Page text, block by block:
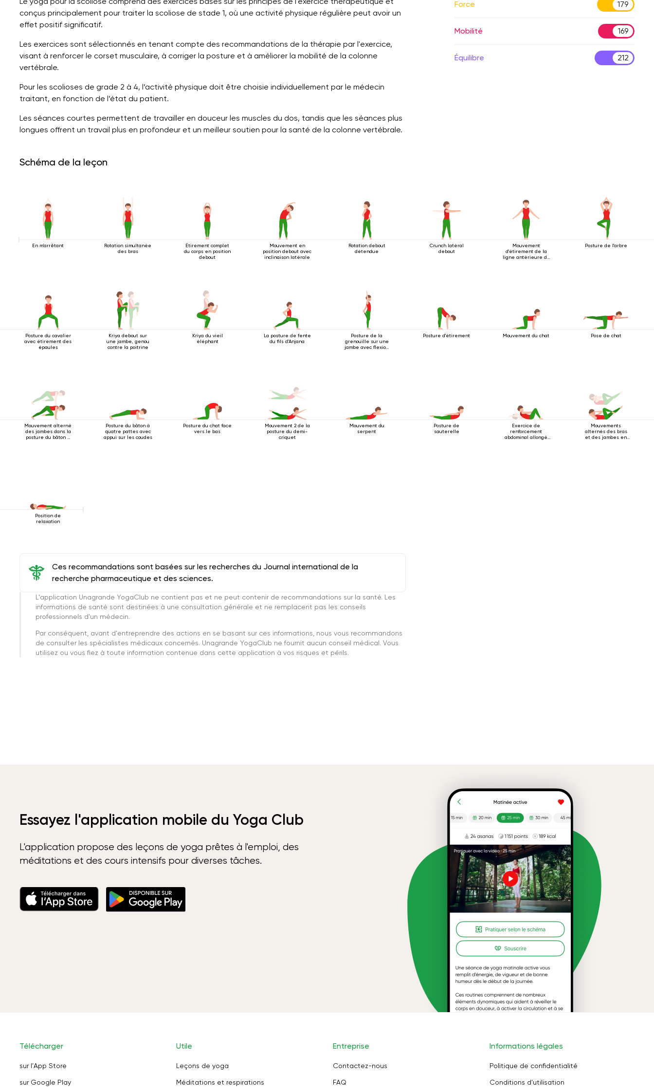
conçus principalement pour traiter la scoliose de stade 1, où une activité physique régulière peut avoir un
effet positif significatif.
Les exercices sont sélectionnés en tenant compte des recommandations de la thérapie par l'exercice,
visant à renforcer le corset musculaire, à corriger la posture et à améliorer la mobilité de la colonne
vertébrale.
Pour les scolioses de grade 2 à 4, l’activité physique doit être choisie individuellement par le médecin
traitant, en fonction de l’état du patient.
Les séances courtes permettent de travailler en douceur les muscles du dos, tandis que les séances plus
longues offrent un travail plus en profondeur et un meilleur soutien pour la santé de la colonne vertébrale.
Force 179
Mobilité 169
Équilibre 212
Schéma de la leçon
En m'arrêtant
Rotation simultanée
des bras
Étirement complet
du corps en position
debout
Mouvement en
position debout avec
inclinaison latérale
Rotation debout
détendue
Crunch latéral
debout
Mouvement
d'étirement de la
ligne antérieure du
Posture de l'arbre
Posture du cavalier
avec étirement des
épaules
Kriya debout sur
une jambe, genou
contre la poitrine
Kriya du vieil
éléphant
La posture de fente
du fils d'Anjana
Posture de la
grenouille sur une
jambe avec flexion
Posture d'étirement Mouvement du chat Pose de chat
Mouvement alterné
des jambes dans la
posture du bâton à
Posture du bâton à
quatre pattes avec
appui sur les coudes
Posture du chat face
vers le bas
Mouvement 2 de la
posture du demi-
criquet
Mouvement du
serpent
Posture de
sauterelle
Exercice de
renforcement
abdominal allongé
Mouvements
alternés des bras
et des jambes en
Position de
relaxation
Ces recommandations sont basées sur les recherches du Journal international de la
recherche pharmaceutique et des sciences.
L'application Unagrande YogaClub ne contient pas et ne peut contenir de recommandations sur la santé. Les
informations de santé sont destinées à une consultation générale et ne remplacent pas les conseils
professionnels d'un médecin.
Par conséquent, avant d'entreprendre des actions en se basant sur ces informations, nous vous recommandons
de consulter les spécialistes médicaux concernés. Unagrande YogaClub ne fournit aucun conseil médical. Vous
utilisez ou vous fiez à toute information contenue dans cette application à vos risques et périls.
Essayez l'application mobile du Yoga Club
L'application propose des leçons de yoga prêtes à l'emploi, des
méditations et des cours intensifs pour diverses tâches.
Télécharger
sur l'App Store
sur Google Play
Utile
Leçons de yoga
Méditations et respirations
Entreprise
Contactez-nous
FAQ
Informations légales
Politique de confidentialité
Conditions d'utilisation